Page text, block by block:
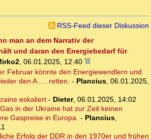
RSS-Feed dieser Diskussion
man an dem Narrativ der
und daran den Energiebedarf für
, 06.01.2025, 12:40
Februar könnte den Energiewendlern und
den A .... retten. - Plancius, 06.01.2025,
eskaliert- Dieter, 06.01.2025, 14:02
in der Ukraine hat zur Zeit keinen
Gaspreise in Europa. - Plancius,
Erfolg der DDR in den 1970er und frühen